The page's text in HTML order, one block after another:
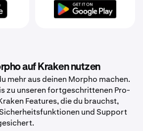
auf Kraken nutzen
mehr aus deinen Morpho machen.
zu unseren fortgeschrittenen Pro-
Features, die du brauchst,
und Support